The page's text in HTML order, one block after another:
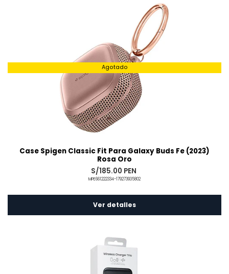
Agotado
Case Spigen Classic Fit Para Galaxy Buds Fe (2023)
Rosa Oro
S/185.00 PEN
MPE661222334-179273935802
Ver detalles